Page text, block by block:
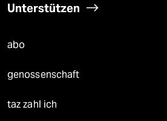
Unterstützen
abo
genossenschaft
taz zahl ich